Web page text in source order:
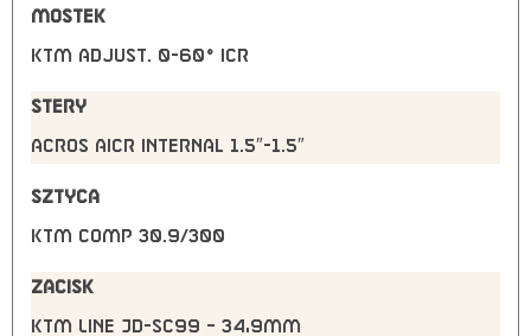
MOSTEK
KTM adjust. 0-60° ICR
STERY
Acros AICR internal 1.5″-1.5″
SZTYCA
KTM COMP 30.9/300
ZACISK
KTM Line JD-SC99 – 34,9mm